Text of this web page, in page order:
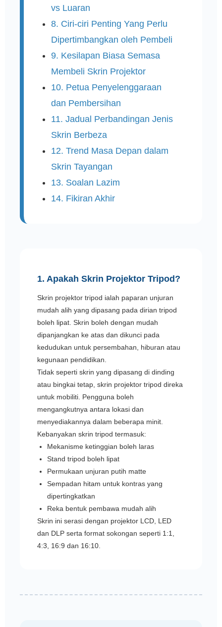
vs Luaran
8. Ciri-ciri Penting Yang Perlu
Dipertimbangkan oleh Pembeli
9. Kesilapan Biasa Semasa
Membeli Skrin Projektor
10. Petua Penyelenggaraan
dan Pembersihan
11. Jadual Perbandingan Jenis
Skrin Berbeza
12. Trend Masa Depan dalam
Skrin Tayangan
13. Soalan Lazim
14. Fikiran Akhir
1. Apakah Skrin Projektor Tripod?
Skrin projektor tripod ialah paparan unjuran
mudah alih yang dipasang pada dirian tripod
boleh lipat. Skrin boleh dengan mudah
dipanjangkan ke atas dan dikunci pada
kedudukan untuk persembahan, hiburan atau
kegunaan pendidikan.
Tidak seperti skrin yang dipasang di dinding
atau bingkai tetap, skrin projektor tripod direka
untuk mobiliti. Pengguna boleh
mengangkutnya antara lokasi dan
menyediakannya dalam beberapa minit.
Kebanyakan skrin tripod termasuk:
Mekanisme ketinggian boleh laras
Stand tripod boleh lipat
Permukaan unjuran putih matte
Sempadan hitam untuk kontras yang
dipertingkatkan
Reka bentuk pembawa mudah alih
Skrin ini serasi dengan projektor LCD, LED
dan DLP serta format sokongan seperti 1:1,
4:3, 16:9 dan 16:10.